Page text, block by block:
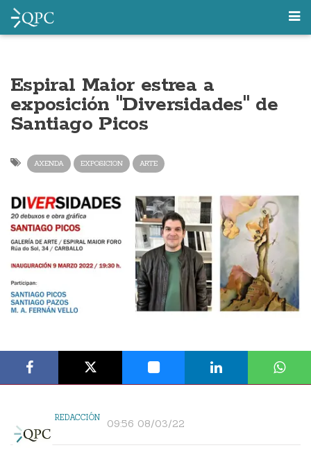
Espiral Maior estrea a
exposición "Diversidades" de
Santiago Picos
AXENDA EXPOSICION ARTE
REDACCIÓN 09:56 08/03/22